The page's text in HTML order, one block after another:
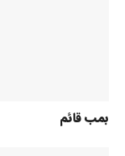
بمب قائم